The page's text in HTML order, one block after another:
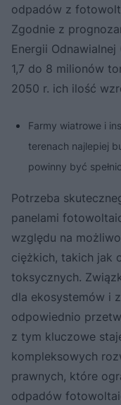
odpadów z
Zgodnie z
Energii
1,7 do 8 milionów
2050 r. ich ilość
Farmy wiatrowe i
terenach najlepiej
powinny być
Potrzeba
panelami
względu na
ciężkich, takich jak
toksycznych.
dla ekosystemów i
odpowiednio
z tym kluczowe
kompleksowych
prawnych, które
odpadów